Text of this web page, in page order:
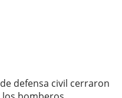
defensa civil cerraron